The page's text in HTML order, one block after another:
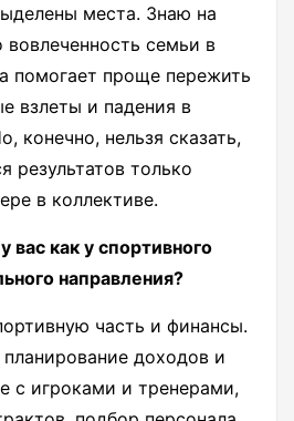
места. Знаю на
семьи в
помогает проще пережить
взлеты и падения в
конечно, нельзя сказать,
результатов только
в коллективе.
вас как у спортивного
направления?
часть и финансы.
доходов и
с игроками и тренерами,